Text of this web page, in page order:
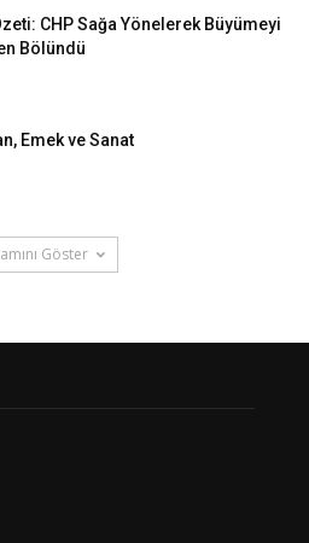
CHP Sağa Yönelerek Büyümeyi
Bölündü
Emek ve Sanat
Göster